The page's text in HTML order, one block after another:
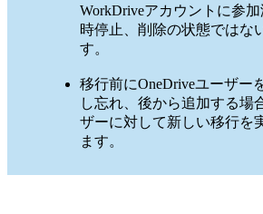
WorkDriveアカウントに参
時停止、削除の状態ではな
す。
移行前にOneDriveユーザー
し忘れ、後から追加する場
ザーに対して新しい移行を
ます。